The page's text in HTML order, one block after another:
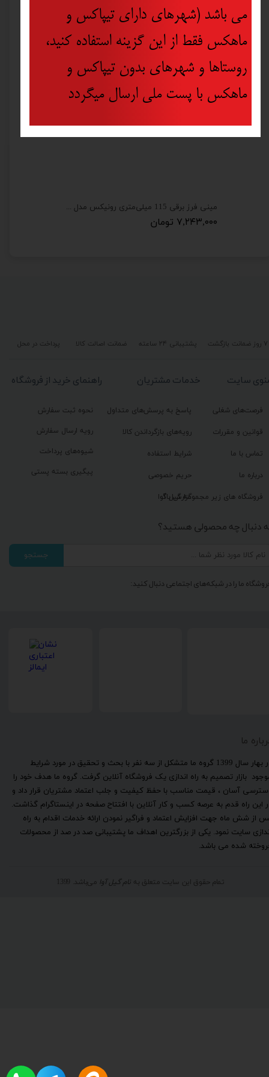
مینی فرز برقی 115 میلی‌متری رونیکس مدل 3110
۷,۲۴۳,۰۰۰ تومان
ما
​در بهار سال 1399 گروه ما متشکل از سه نفر با بحث و تحقیق در مورد شرایط
بازار تصمیم به راه اندازی یک فروشگاه آنلاین گرفت. گروه ما هدف خود را
آسان ، قیمت مناسب با حفظ کیفیت و جلب اعتماد مشتریان قرار داد و
این راه قدم به عرصه کسب و کار آنلاین با افتتاح صفحه در اینستاگرام گذاشت.
از شش ماه جهت افزایش اعتماد و فراگیر نمودن ارائه خدمات اقدام به راه
سایت نمود. یکی از بزرگترین اهداف ما پشتیبانی صد در صد از محصولات
شده می باشد.
تمام حقوق این سایت متعلق به نام گیل آوا می‌باشد. 1399
پشتیبانی ۲۴ ساعته پرداخت در محل ۷ روز ضمانت بازگشت ضمانت اصالت کالا
راهنمای خرید از فروشگاه
نحوه ثبت سفارش
رویه ارسال سفارش
شیوه‌های پرداخت
پیگیری بسته پستی
خدمات مشتریان
پاسخ به پرسش‌های متداول
رویه‌های بازگرداندن کالا
شرایط استفاده
حریم خصوصی
گزارش باگ
سایت
فرصت‌های شغلی
قوانین و مقررات
تماس با ما
درباره ما
فروشگاه های زیر مجموعه گیل آوا
دنبال چه محصولی هستید؟
جستجو
ما را در شبکه‌های اجتماعی دنبال کنید:
می باشد (شهرهای دارای تیپاکس و
ماهکس فقط از این گزینه استفاده کنید،
روستاها و شهرهای بدون تیپاکس و
ماهکس با پست ملی ارسال میگردد